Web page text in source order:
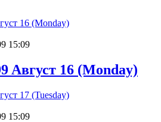
15:09
Aвгуст 16 (Monday)
15:09